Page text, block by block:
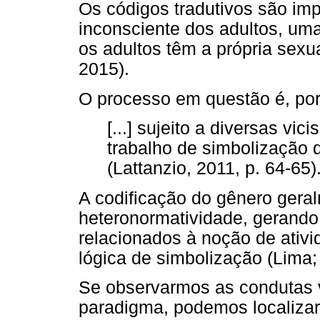
Os códigos tradutivos são
inconsciente dos adultos,
os adultos têm a própria
2015).
O processo em questão é,
[...] sujeito a diversas
trabalho de simbolização
(Lattanzio, 2011, p. 64-
A codificação do gênero
heteronormatividade,
relacionados à noção de
lógica de simbolização
Se observarmos as
paradigma, podemos